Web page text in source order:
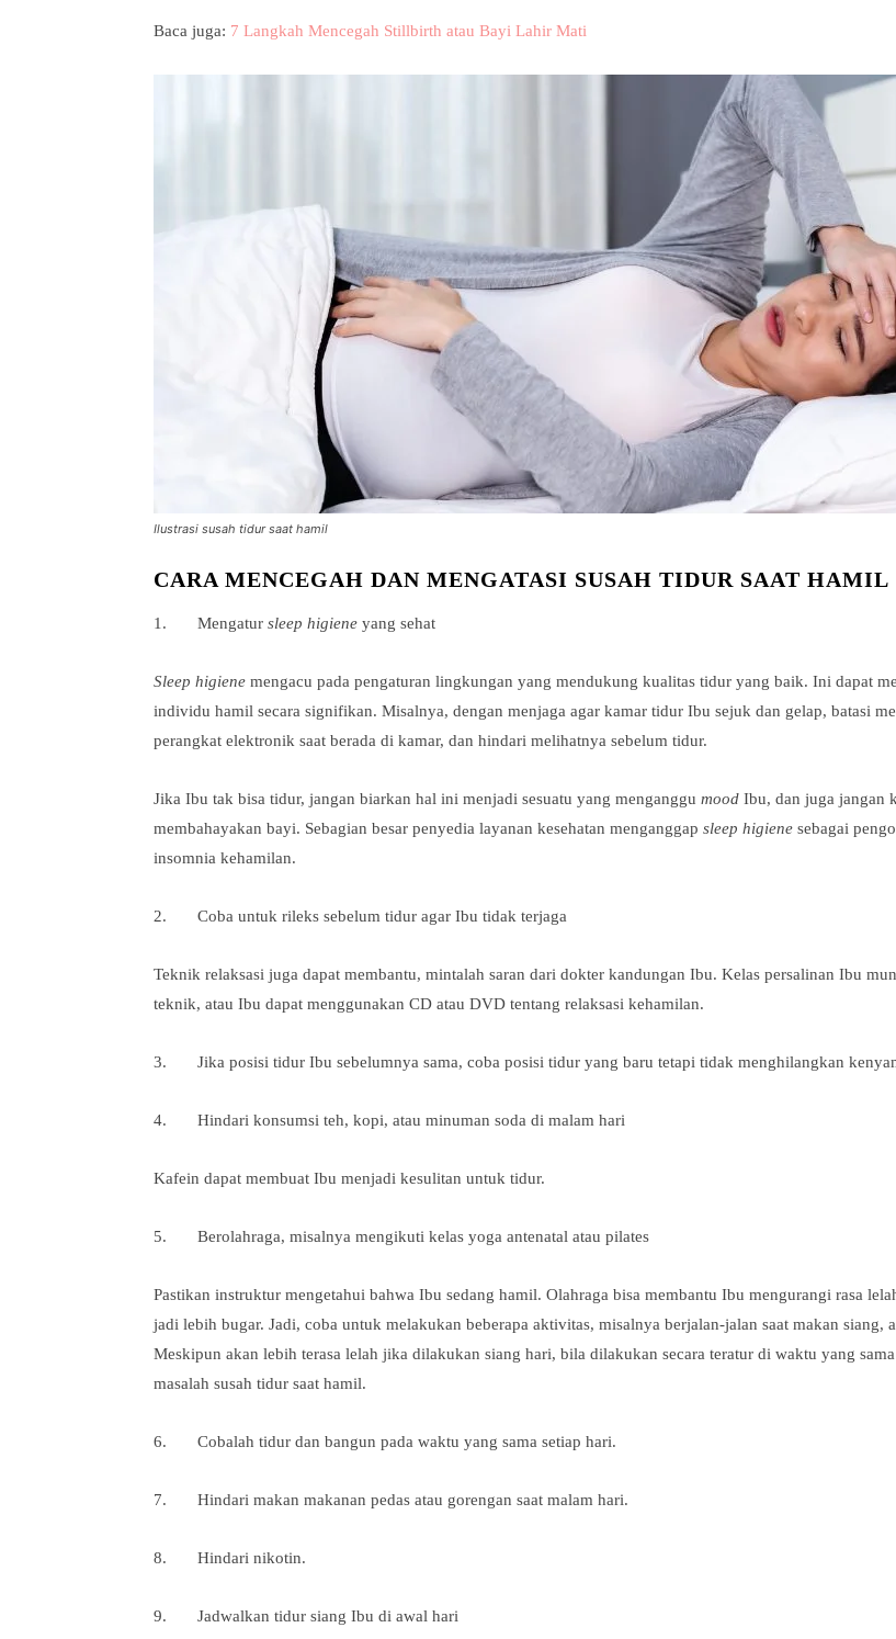
Baca juga: 7 Langkah Mencegah Stillbirth atau Bayi Lahir Mati
Ilustrasi susah tidur saat hamil
CARA MENCEGAH DAN MENGATASI SUSAH TIDUR SAAT HAMIL
1. Mengatur sleep higiene yang sehat
Sleep higiene mengacu pada pengaturan lingkungan yang mendukung kualitas tidur yang baik. Ini dapat
individu hamil secara signifikan. Misalnya, dengan menjaga agar kamar tidur Ibu sejuk dan gelap, batasi
perangkat elektronik saat berada di kamar, dan hindari melihatnya sebelum tidur.
Jika Ibu tak bisa tidur, jangan biarkan hal ini menjadi sesuatu yang menganggu mood Ibu, dan juga jangan
membahayakan bayi. Sebagian besar penyedia layanan kesehatan menganggap sleep higiene sebagai
insomnia kehamilan.
2. Coba untuk rileks sebelum tidur agar Ibu tidak terjaga
Teknik relaksasi juga dapat membantu, mintalah saran dari dokter kandungan Ibu. Kelas persalinan Ibu
teknik, atau Ibu dapat menggunakan CD atau DVD tentang relaksasi kehamilan.
3. Jika posisi tidur Ibu sebelumnya sama, coba posisi tidur yang baru tetapi tidak menghilangkan
4. Hindari konsumsi teh, kopi, atau minuman soda di malam hari
Kafein dapat membuat Ibu menjadi kesulitan untuk tidur.
5. Berolahraga, misalnya mengikuti kelas yoga antenatal atau pilates
Pastikan instruktur mengetahui bahwa Ibu sedang hamil. Olahraga bisa membantu Ibu mengurangi rasa
jadi lebih bugar. Jadi, coba untuk melakukan beberapa aktivitas, misalnya berjalan-jalan saat makan siang,
Meskipun akan lebih terasa lelah jika dilakukan siang hari, bila dilakukan secara teratur di waktu yang
masalah susah tidur saat hamil.
6. Cobalah tidur dan bangun pada waktu yang sama setiap hari.
7. Hindari makan makanan pedas atau gorengan saat malam hari.
8. Hindari nikotin.
9. Jadwalkan tidur siang Ibu di awal hari